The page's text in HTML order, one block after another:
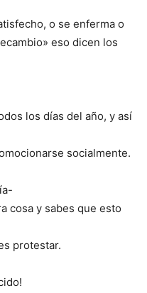
o se enferma o
eso dicen los
los días del año, y así
socialmente.
cosa y sabes que esto
protestar.